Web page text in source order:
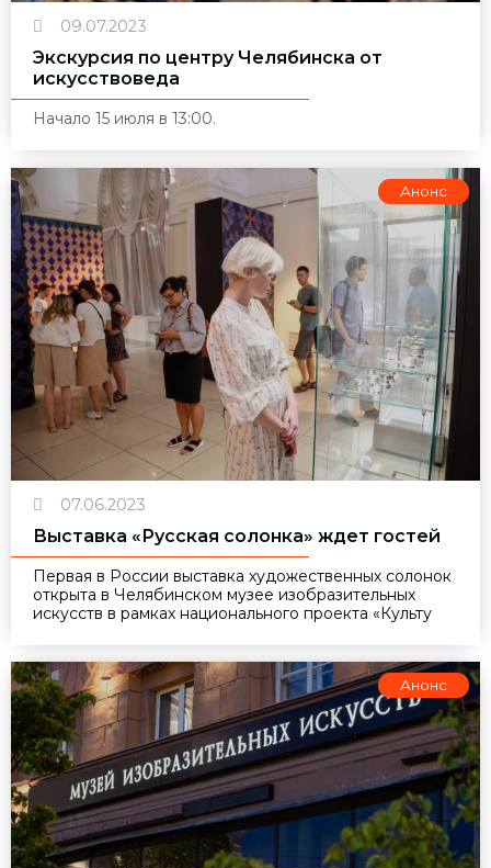
09.07.2023
Экскурсия по центру Челябинска от
искусствоведа
Начало 15 июля в 13:00.
Анонс
07.06.2023
Выставка «Русская солонка» ждет гостей
Первая в России выставка художественных солонок
открыта в Челябинском музее изобразительных
искусств в рамках национального проекта «Культу
Анонс